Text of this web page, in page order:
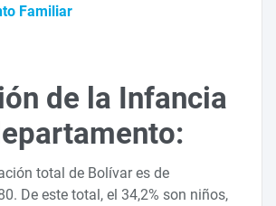
Familiar
de la Infancia
total de Bolívar es de
De este total, el 34,2% son niños,